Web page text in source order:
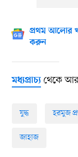
প্রথম আলোর
করুন
মধ্যপ্রাচ্যথেকে
যুদ্ধ হরমুজ
জাহাজ